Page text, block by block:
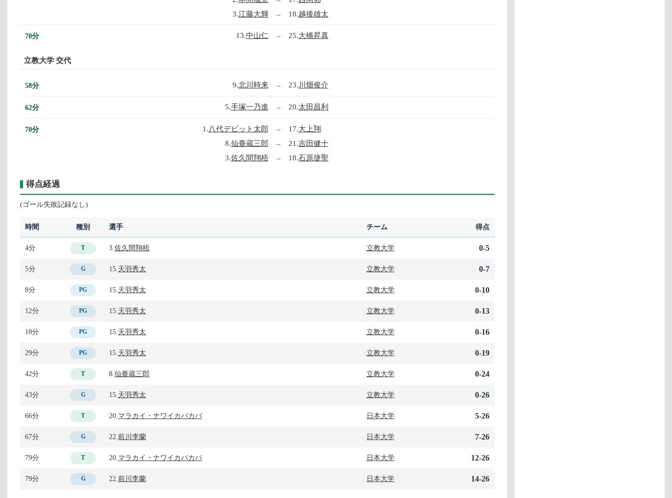
3.江藤大輝 → 18.越後雄太
70分 13.中山仁 → 25.大橋昇真
立教大学 交代
58分 9.北川時来 → 23. 川畑俊介
62分 5.手塚一乃進 → 20.太田昌利
70分 1.八代デビット太郎 → 17.大上翔
8.仙臺蔵三郎 → 21.吉田健十
3.佐久間翔梧 → 18.石原捷聖
得点経過
(ゴール失敗記録なし)
時間 種別 選手 チーム 得点
4分 T 3. 佐久間翔梧 立教大学 0-5
5分 G 15. 天羽秀太 立教大学 0-7
8分 PG 15. 天羽秀太 立教大学 0-10
12分 PG 15. 天羽秀太 立教大学 0-13
18分 PG 15. 天羽秀太 立教大学 0-16
29分 PG 15. 天羽秀太 立教大学 0-19
42分 T 8. 仙臺蔵三郎 立教大学 0-24
43分 G 15. 天羽秀太 立教大学 0-26
66分 T 20. マラカイ・ナワイカバカバ 日本大学 5-26
67分 G 22. 前川李蘭 日本大学 7-26
79分 T 20. マラカイ・ナワイカバカバ 日本大学 12-26
79分 G 22. 前川李蘭 日本大学 14-26